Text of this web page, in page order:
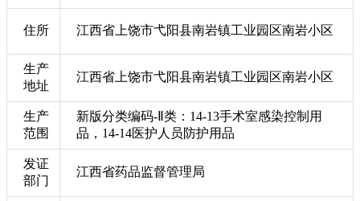
住所 江西省上饶市弋阳县南岩镇工业园区南岩小区
生产
地址
江西省上饶市弋阳县南岩镇工业园区南岩小区
生产
范围
新版分类编码-Ⅱ类：14-13手术室感染控制用
品，14-14医护人员防护用品
发证
部门
江西省药品监督管理局